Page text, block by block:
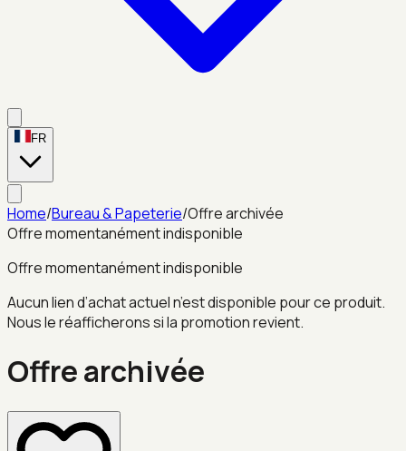
FR
Home/Bureau & Papeterie/Offre archivée
Offre momentanément indisponible
Offre momentanément indisponible
Aucun lien d’achat actuel n’est disponible pour ce produit.
Nous le réafficherons si la promotion revient.
Offre archivée